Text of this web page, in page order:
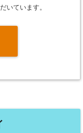
いています。